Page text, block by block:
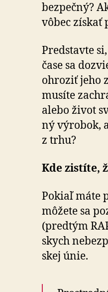
bez­pečný?
vôbec získať
Predstavte
čase sa
ohroziť jeho
musíte
alebo život
ný výrobok,
z trhu?
Kde zistíte,
Pokiaľ máte
môžete sa
(predtým
skych
skej únie.